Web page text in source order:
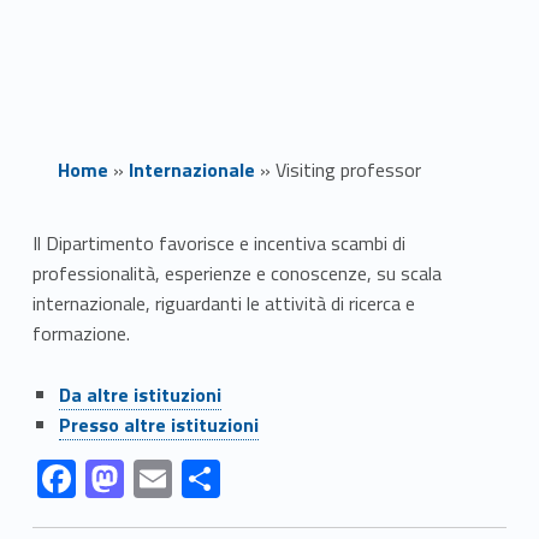
Home » Internazionale » Visiting professor
V
i
s
i
t
i
Il Dipartimento favorisce e incentiva scambi di
professionalità, esperienze e conoscenze, su scala
internazionale, riguardanti le attività di ricerca e
formazione.
Link identifier #identifier__111679-1
Da altre istituzioni
Link identifier #identifier__42739-2
Presso altre istituzioni
Link identifier #identifier__12966-3
F
ac
Link identifier #identifier__41392-4 M
as
Link identifier #identifier__181992-5 E
m
Link identifier #identifier__31248-6 C
o